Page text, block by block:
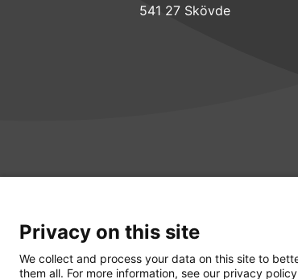
541 27 Skövde
Privacy on this site
We collect and process your data on this site to
them all. For more information, see our privacy